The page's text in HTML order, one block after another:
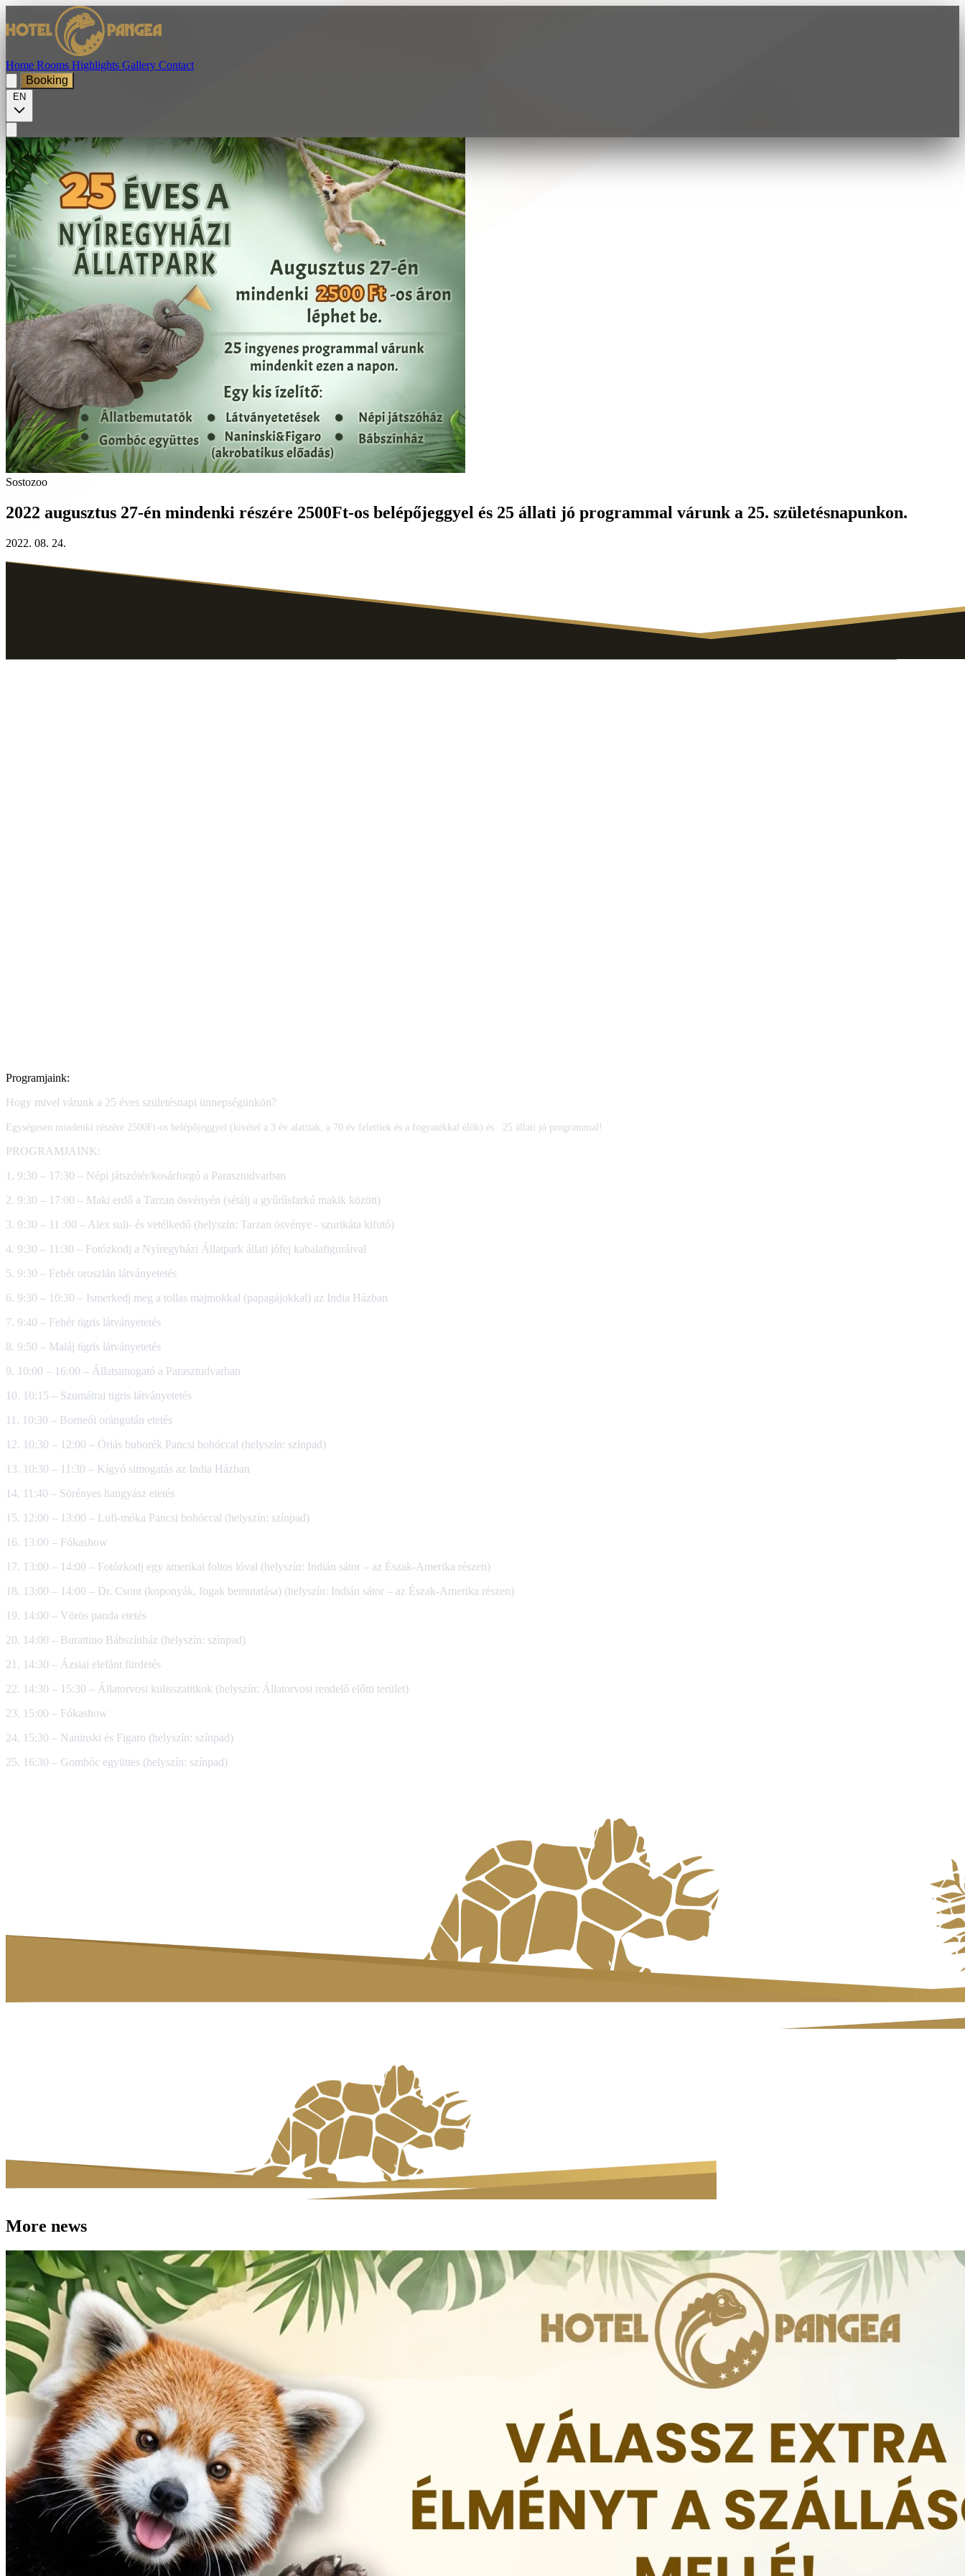
Home Rooms Highlights Gallery Contact
Booking
EN
Sostozoo
2022 augusztus 27-én mindenki részére 2500Ft-os belépőjeggyel és 25 állati jó programmal várunk a 25. születésnapunkon.
2022. 08. 24.
Programjaink:
Hogy mivel várunk a 25 éves születésnapi ünnepségünkön?
Egységesen mindenki részére 2500Ft-os belépőjeggyel (kivétel a 3 év alattiak, a 70 év felettiek és a fogyatékkal élők) és 25 állati jó programmal!
PROGRAMJAINK:
1. 9:30 – 17:30 – Népi játszótér/kosárforgó a Parasztudvarban
2. 9:30 – 17:00 – Maki erdő a Tarzan ösvényén (sétálj a gyűrűsfarkú makik között)
3. 9:30 – 11 :00 – Alex suli- és vetélkedő (helyszín: Tarzan ösvénye - szurikáta kifutó)
4. 9:30 – 11:30 – Fotózkodj a Nyíregyházi Állatpark állati jófej kabalafiguráival
5. 9:30 – Fehér oroszlán látványetetés
6. 9:30 – 10:30 – Ismerkedj meg a tollas majmokkal (papagájokkal) az India Házban
7. 9:40 – Fehér tigris látványetetés
8. 9:50 – Maláj tigris látványetetés
9. 10:00 – 16:00 – Állatsimogató a Parasztudvarban
10. 10:15 – Szumátrai tigris látványetetés
11. 10:30 – Borneói orángután etetés
12. 10:30 – 12:00 – Óriás buborék Pancsi bohóccal (helyszín: színpad)
13. 10:30 – 11:30 – Kígyó simogatás az India Házban
14. 11:40 – Sörényes hangyász etetés
15. 12:00 – 13:00 – Lufi-móka Pancsi bohóccal (helyszín: színpad)
16. 13:00 – Fókashow
17. 13:00 – 14:00 – Fotózkodj egy amerikai foltos lóval (helyszín: Indián sátor – az Észak-Amerika részen)
18. 13:00 – 14:00 – Dr. Csont (koponyák, fogak bemutatása) (helyszín: Indián sátor – az Észak-Amerika részen)
19. 14:00 – Vörös panda etetés
20. 14:00 – Burattino Bábszínház (helyszín: színpad)
21. 14:30 – Ázsiai elefánt fürdetés
22. 14:30 – 15:30 – Állatorvosi kulisszatitkok (helyszín: Állatorvosi rendelő előtti terület)
23. 15:00 – Fókashow
24. 15:30 – Naninski és Figaro (helyszín: színpad)
25. 16:30 – Gombóc együttes (helyszín: színpad)
More news